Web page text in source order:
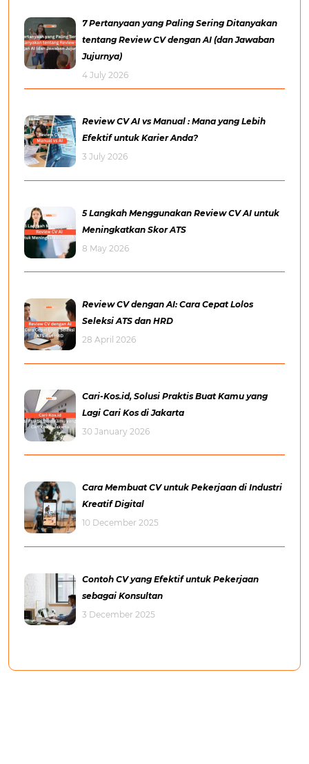
7 Pertanyaan yang Paling Sering Ditanyakan
tentang Review CV dengan AI (dan Jawaban
Jujurnya)
4 July 2026
Review CV AI vs Manual : Mana yang Lebih
Efektif untuk Karier Anda?
3 July 2026
5 Langkah Menggunakan Review CV AI untuk
Meningkatkan Skor ATS
8 May 2026
Review CV dengan AI: Cara Cepat Lolos
Seleksi ATS dan HRD
28 April 2026
Cari-Kos.id, Solusi Praktis Buat Kamu yang
Lagi Cari Kos di Jakarta
30 January 2026
Cara Membuat CV untuk Pekerjaan di Industri
Kreatif Digital
10 December 2025
Contoh CV yang Efektif untuk Pekerjaan
sebagai Konsultan
3 December 2025